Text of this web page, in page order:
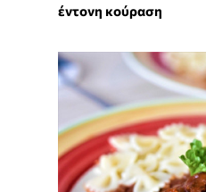
έντονη κούραση